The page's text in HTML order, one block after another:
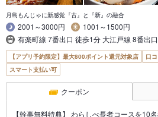
月島もんじゃに新感覚『古』と『新』の融合
2001～3000円
1001～1500円
有楽町線 7番出口 徒歩1分 大江戸線 8番出
【アプリ予約限定】最大800ポイント還元対象店
口
スマート支払い可
クーポン
【幹事無料特典】 わらしべ長者コースを10